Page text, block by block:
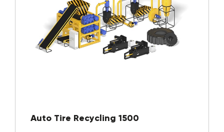
Auto Tire Recycling 1500